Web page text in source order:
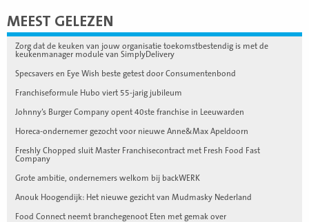
MEEST GELEZEN
Zorg dat de keuken van jouw organisatie toekomstbestendig is met de
keukenmanager module van SimplyDelivery
Specsavers en Eye Wish beste getest door Consumentenbond
Franchiseformule Hubo viert 55-jarig jubileum
Johnny’s Burger Company opent 40ste franchise in Leeuwarden
Horeca-ondernemer gezocht voor nieuwe Anne&Max Apeldoorn
Freshly Chopped sluit Master Franchisecontract met Fresh Food Fast
Company
Grote ambitie, ondernemers welkom bij backWERK
Anouk Hoogendijk: Het nieuwe gezicht van Mudmasky Nederland
Food Connect neemt branchegenoot Eten met gemak over